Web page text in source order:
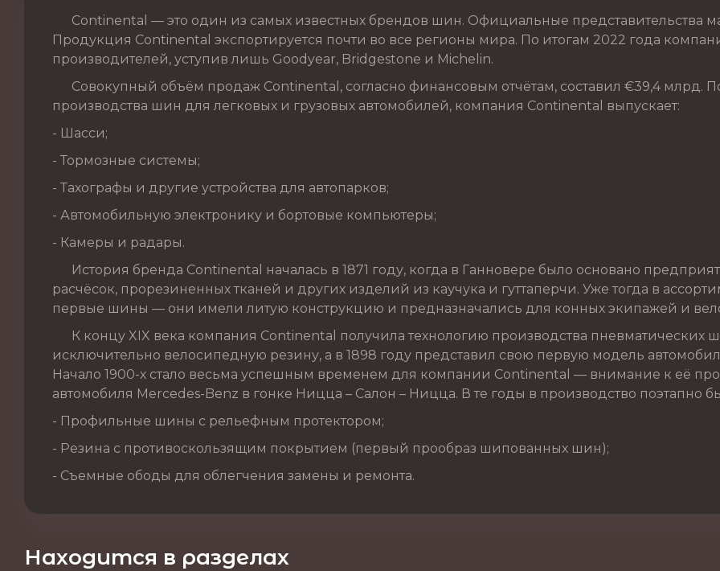
Continental — это один из самых известных брендов шин. Официальные представительства
Продукция Continental экспортируется почти во все регионы мира. По итогам 2022 года
производителей, уступив лишь Goodyear, Bridgestone и Michelin.
Совокупный объём продаж Continental, согласно финансовым отчётам, составил €39,4 млрд.
производства шин для легковых и грузовых автомобилей, компания Continental выпускает:
- Шасси;
- Тормозные системы;
- Тахографы и другие устройства для автопарков;
- Автомобильную электронику и бортовые компьютеры;
- Камеры и радары.
История бренда Continental началась в 1871 году, когда в Ганновере было основано
расчёсок, прорезиненных тканей и других изделий из каучука и гуттаперчи. Уже тогда в
первые шины — они имели литую конструкцию и предназначались для конных экипажей и
К концу XIX века компания Continental получила технологию производства пневматических
исключительно велосипедную резину, а в 1898 году представил свою первую модель
Начало 1900-х стало весьма успешным временем для компании Continental — внимание к её
автомобиля Mercedes-Benz в гонке Ницца – Салон – Ницца. В те годы в производство поэтапно
- Профильные шины с рельефным протектором;
- Резина с противоскользящим покрытием (первый прообраз шипованных шин);
- Съемные ободы для облегчения замены и ремонта.
Находится в разделах